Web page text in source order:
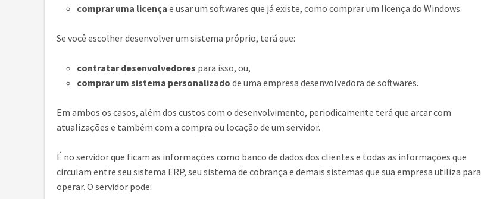
comprar uma licença e usar um softwares que já existe, como comprar um licença do Windows.
Se você escolher desenvolver um sistema próprio, terá que:
contratar desenvolvedores para isso, ou,
comprar um sistema personalizado de uma empresa desenvolvedora de softwares.
Em ambos os casos, além dos custos com o desenvolvimento, periodicamente terá que arcar com
atualizações e também com a compra ou locação de um servidor.
É no servidor que ficam as informações como banco de dados dos clientes e todas as informações que
circulam entre seu sistema ERP, seu sistema de cobrança e demais sistemas que sua empresa utiliza para
operar. O servidor pode: